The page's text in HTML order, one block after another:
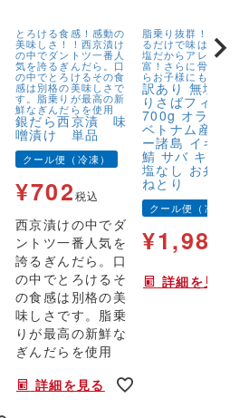
とろける食感！感動の
美味しさ！！西京漬け
の中でダントツ一番人
気を誇るぎんだら。口
の中でとろけるその食
感は別格の美味しさで
す。脂乗りが最高の新
鮮なぎんだらを使用
銀だら西京漬 味
噌漬け 単品
クール便（冷凍）
¥702税込
西京漬けの中でダ
ントツ一番人気を
誇るぎんだら。口
の中でとろけるそ
の食感は別格の美
味しさです。脂乗
りが最高の新鮮な
ぎんだらを使用
詳細を見る
脂乗り抜群！キズが
るだけで味は1級品
塩だからアレンジが
富！さらに骨取りだ
らお子様にも安心！
訳あり 無塩 骨取
りさばフィーレ
700g オランダ
ベトナム産 フェ
ー諸島 イギリス
鯖 サバ キズ有
塩なし お弁当 ほ
ねとり
クール便（冷凍）
¥1,980
詳細を見る